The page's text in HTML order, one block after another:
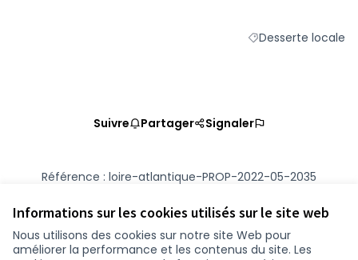
Informations sur les cookies utilisés sur le site web
Nous utilisons des cookies sur notre site Web pour
améliorer la performance et les contenus du site. Les
Filtrer les résultats
Desserte locale
Suivre Partager Signaler
Référence : loire-atlantique-PROP-2022-05-2035
Vérifiez l'empreinte numérique
Conditions d'utilisation